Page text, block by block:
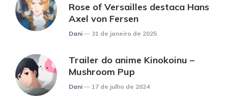
Rose of Versailles destaca Hans
Axel von Fersen
Posted
Dani 31 de janeiro de 2025
Trailer do anime Kinokoinu –
Mushroom Pup
Posted
Dani 17 de julho de 2024